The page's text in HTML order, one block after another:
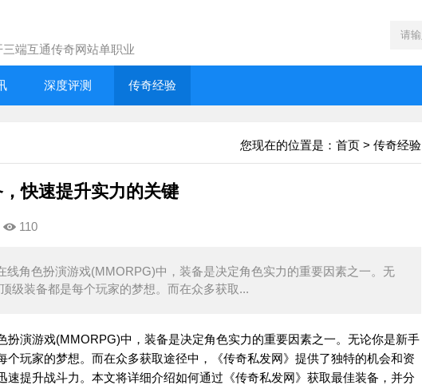
端互通传奇网站单职业
深度评测 传奇经验
您现在的位置是： 首页 > 传奇经验
快速提升实力的关键
110
角色扮演游戏(MMORPG)中，装备是决定角色实力的重要因素之一。无
级装备都是每个玩家的梦想。而在众多获取...
演游戏(MMORPG)中，装备是决定角色实力的重要因素之一。无论你是新手
个玩家的梦想。而在众多获取途径中，《传奇私发网》提供了独特的机会和资
速提升战斗力。本文将详细介绍如何通过《传奇私发网》获取最佳装备，并分